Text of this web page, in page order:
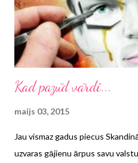
Kad pazūd vārdi...
maijs 03, 2015
Jau vismaz gadus piecus
uzvaras gājienu ārpus savu